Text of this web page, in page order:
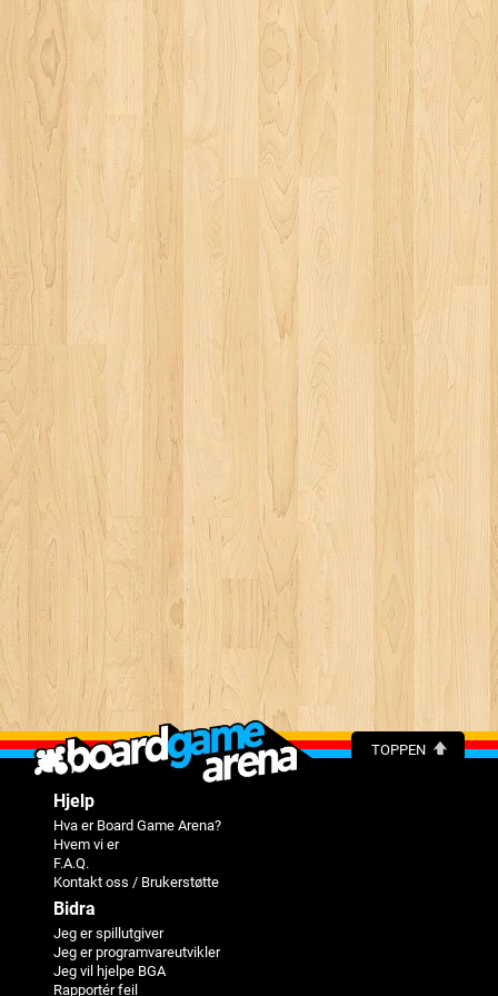
TOPPEN
Hjelp
Hva er Board Game Arena?
Hvem vi er
F.A.Q.
Kontakt oss / Brukerstøtte
Bidra
Jeg er spillutgiver
Jeg er programvareutvikler
Jeg vil hjelpe BGA
Rapportér feil